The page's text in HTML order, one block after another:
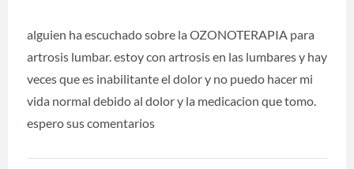
alguien ha escuchado sobre la OZONOTERAPIA para
artrosis lumbar. estoy con artrosis en las lumbares y hay
veces que es inabilitante el dolor y no puedo hacer mi
vida normal debido al dolor y la medicacion que tomo.
espero sus comentarios